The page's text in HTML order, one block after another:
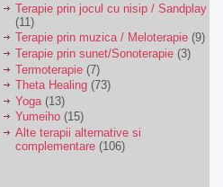
Terapie prin jocul cu nisip / Sandplay
(11)
Terapie prin muzica / Meloterapie (9)
Terapie prin sunet/Sonoterapie (3)
Termoterapie (7)
Theta Healing (73)
Yoga (13)
Yumeiho (15)
Alte terapii alternative si
complementare (106)